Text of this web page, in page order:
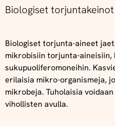
Biologiset torjuntakeinot
Biologiset torjunta-aineet
mikrobisiin torjunta-aineisiin,
sukupuoliferomoneihin.
erilaisia mikro-organismeja,
mikrobeja. Tuholaisia
vihollisten avulla.